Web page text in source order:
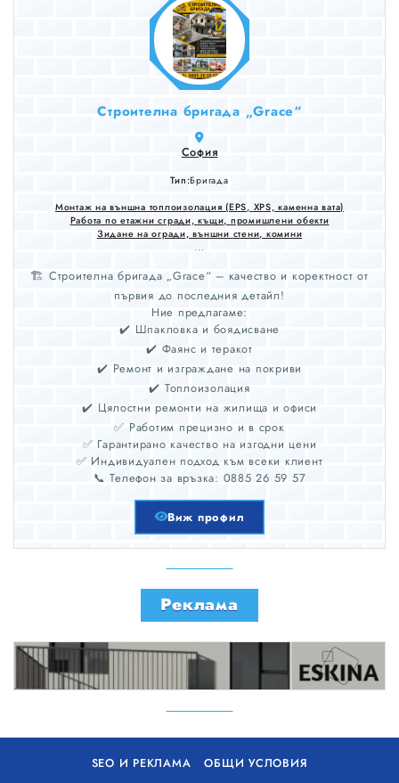
Строителна бригада „Grace“
София
Тип:Бригада
Монтаж на външна топлоизолация (EPS, XPS, каменна вата)
Работа по етажни сгради, къщи, промишлени обекти
Зидане на огради, външни стени, комини
...
🏗️ Строителна бригада „Grace“ – качество и коректност от
първия до последния детайл!
Ние предлагаме:
✔️ Шпакловка и боядисване
✔️ Фаянс и теракот
✔️ Ремонт и изграждане на покриви
✔️ Топлоизолация
✔️ Цялостни ремонти на жилища и офиси
✅ Работим прецизно и в срок
✅ Гарантирано качество на изгодни цени
✅ Индивидуален подход към всеки клиент
📞 Телефон за връзка: 0885 26 59 57
Виж профил
Реклама
SEO И РЕКЛАМА
ОБЩИ УСЛОВИЯ